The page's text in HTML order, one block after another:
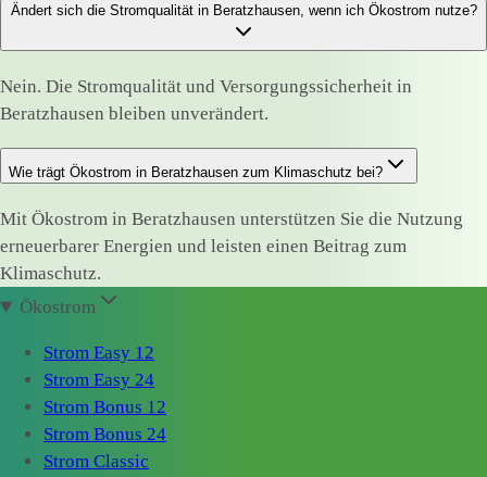
Ändert sich die Stromqualität in Beratzhausen, wenn ich Ökostrom nutze?
Nein. Die Stromqualität und Versorgungssicherheit in
Beratzhausen bleiben unverändert.
Wie trägt Ökostrom in Beratzhausen zum Klimaschutz bei?
Mit Ökostrom in Beratzhausen unterstützen Sie die Nutzung
erneuerbarer Energien und leisten einen Beitrag zum
Klimaschutz.
Ökostrom
Strom Easy 12
Strom Easy 24
Strom Bonus 12
Strom Bonus 24
Strom Classic